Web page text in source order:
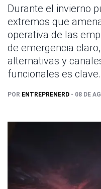
Durante el invierno
extremos que
operativa de las
de emergencia
alternativas y
funcionales es clave.
POR ENTREPRENERD - 08 DE